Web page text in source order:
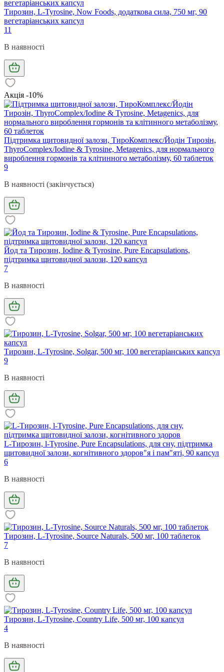
Тирозин, L-Tyrosine, Now Foods, додаткова сила, 750 мг, 90
вегетаріанських капсул
11
В наявності
Акція -10%
Підтримка щитовидної залози, ТироКомплекс/Йодін Тирозін,
ThyroComplex/Iodine & Tyrosine, Metagenics, для нормального
вироблення гормонів та клітинного метаболізму, 60 таблеток
9
В наявності (закінчується)
Йод та Тирозин, Iodine & Tyrosine, Pure Encapsulations,
підтримка щитовидної залози, 120 капсул
7
В наявності
Тирозин, L-Tyrosine, Solgar, 500 мг, 100 вегетаріанських капсул
9
В наявності
L-Тирозин, l-Tyrosine, Pure Encapsulations, для сну, підтримка
щитовидної залози, когнітивного здоров"я і пам"яті, 90 капсул
6
В наявності
Тирозин, L-Tyrosine, Source Naturals, 500 мг, 100 таблеток
7
В наявності
Тирозин, L-Tyrosine, Country Life, 500 мг, 100 капсул
4
В наявності